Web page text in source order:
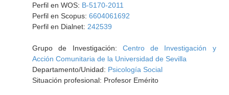
Perfil en WOS: B-5170-2011
Perfil en Scopus: 6604061692
Perfil en Dialnet: 242539
Grupo de Investigación: Centro de Investigación y
Acción Comunitaria de la Universidad de Sevilla
Departamento/Unidad: Psicología Social
Situación profesional: Profesor Emérito